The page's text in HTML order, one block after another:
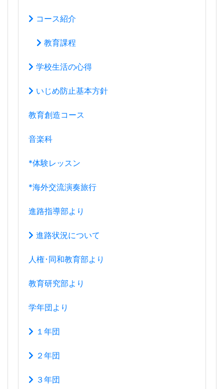
コース紹介
教育課程
学校生活の心得
いじめ防止基本方針
教育創造コース
音楽科
*体験レッスン
*海外交流演奏旅行
進路指導部より
進路状況について
人権･同和教育部より
教育研究部より
学年団より
１年団
２年団
３年団